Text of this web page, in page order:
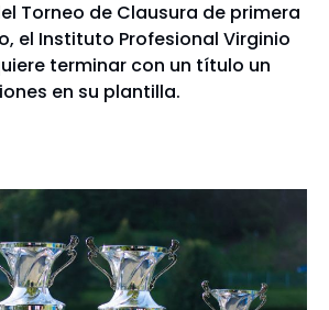
Torneo de Clausura de primera
el Instituto Profesional Virginio
terminar con un título un
en su plantilla.